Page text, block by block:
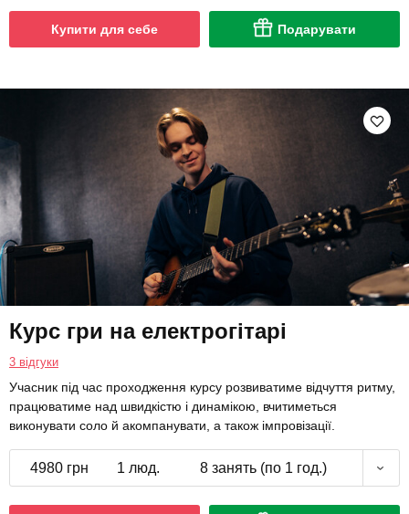
Купити для себе Подарувати
Курс гри на електрогітарі
3 відгуки
Учасник під час проходження курсу розвиватиме відчуття ритму,
працюватиме над швидкістю і динамікою, вчитиметься
виконувати соло й акомпанувати, а також імпровізації.
4980 грн 1 люд. 8 занять (по 1 год.)